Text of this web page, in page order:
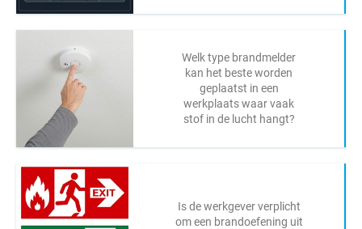
Welk type brandmelder
kan het beste worden
geplaatst in een
werkplaats waar vaak
stof in de lucht hangt?
Is de werkgever verplicht
om een brandoefening uit